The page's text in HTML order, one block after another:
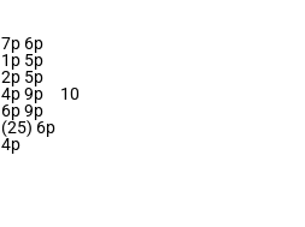
7p 6p
1p 5p
2p 5p
4p 9p
6p 9p
(25) 6p
4p
10